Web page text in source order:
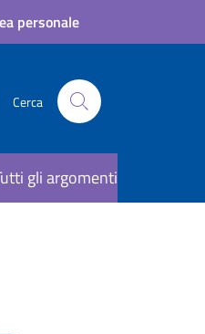
personale
Cerca
gli argomenti